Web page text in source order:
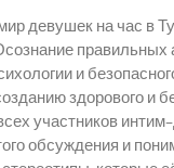
девушек на час в
правильных
и
здорового и
участников
обсуждения и